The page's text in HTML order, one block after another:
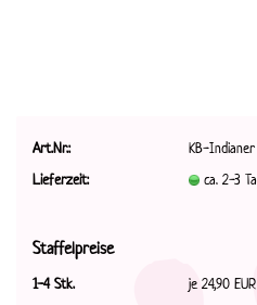
Art.Nr.:
KB-Indianer
Lieferzeit:
ca. 2-3
Staffelpreise
1-4 Stk.
je 24,90 EUR